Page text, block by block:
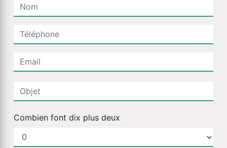
Combien font dix plus deux